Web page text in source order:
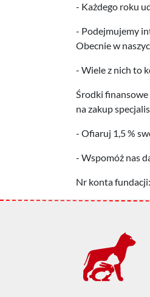
- Każdego roku
- Podejmujemy
Obecnie w
- Wiele z nich to
Środki finansowe
na zakup
- Ofiaruj 1,5 %
- Wspomóż nas
Nr konta